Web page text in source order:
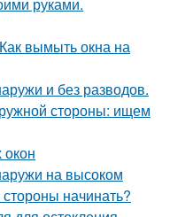
вымыть окна на
и без разводов.
стороны: ищем
на высоком
начинать?